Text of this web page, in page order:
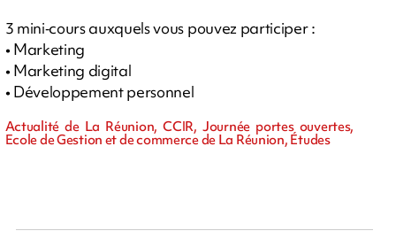
3 mini‐cours auxquels vous pouvez participer :
• Marketing
• Marketing digital
• Développement personnel
Actualité de La Réunion, CCIR, Journée portes ouvertes,
Ecole de Gestion et de commerce de La Réunion, Études